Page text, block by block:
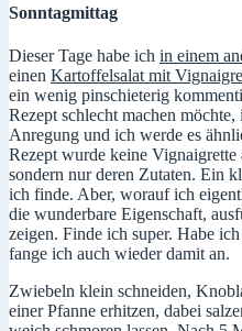
Sonntagmittag
Dieser Tage habe ich in einem
einen Kartoffelsalat mit
ein wenig pinschieterig
Rezept schlecht machen
Anregung und ich werde es
Rezept wurde keine
sondern nur deren Zutaten. Ein
ich finde. Aber, worauf ich
die wunderbare Eigenschaft,
zeigen. Finde ich super. Habe
fange ich auch wieder damit an.
Zwiebeln klein schneiden,
einer Pfanne erhitzen, dabei